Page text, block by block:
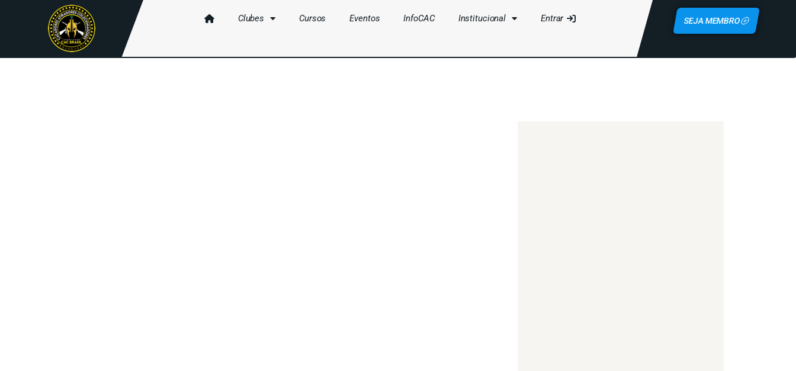
Clubes Cursos Eventos InfoCAC Institucional Entrar SEJA MEMBRO